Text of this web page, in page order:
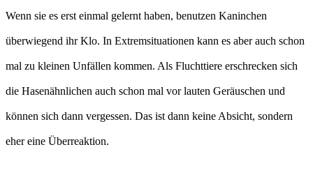
Wenn sie es erst einmal gelernt haben, benutzen Kaninchen
überwiegend ihr Klo. In Extremsituationen kann es aber auch schon
mal zu kleinen Unfällen kommen. Als Fluchttiere erschrecken sich
die Hasenähnlichen auch schon mal vor lauten Geräuschen und
können sich dann vergessen. Das ist dann keine Absicht, sondern
eher eine Überreaktion.